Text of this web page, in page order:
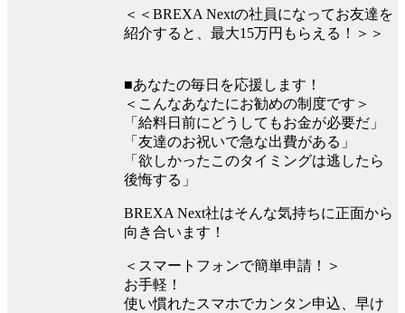
＜＜BREXA Nextの社員になってお友達を
紹介すると、最大15万円もらえる！＞＞
■あなたの毎日を応援します！
＜こんなあなたにお勧めの制度です＞
「給料日前にどうしてもお金が必要だ」
「友達のお祝いで急な出費がある」
「欲しかったこのタイミングは逃したら
後悔する」
BREXA Next社はそんな気持ちに正面から
向き合います！
＜スマートフォンで簡単申請！＞
お手軽！
使い慣れたスマホでカンタン申込、早け